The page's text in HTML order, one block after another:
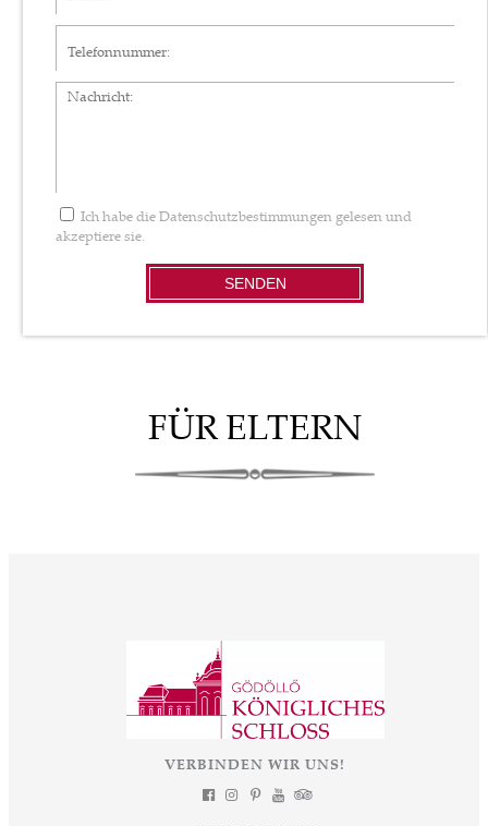
Nachricht
Ich habe die Datenschutzbestimmungen gelesen und
akzeptiere sie.
SENDEN
FÜR ELTERN
VERBINDEN WIR UNS!